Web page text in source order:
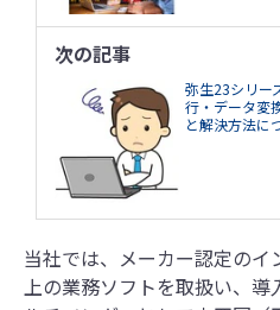
次の記事
弥生23シリー
行・データ変
と解決方法に
当社では、メーカー認定の
上の業務ソフトを取扱い、導